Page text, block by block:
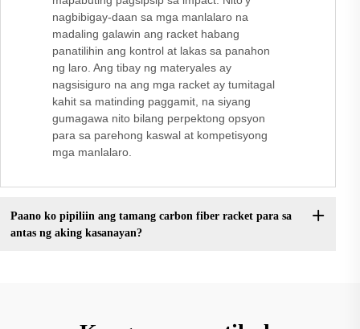
nagbibigay-daan sa mga manlalaro na
madaling galawin ang racket habang
panatilihin ang kontrol at lakas sa panahon
ng laro. Ang tibay ng materyales ay
nagsisiguro na ang mga racket ay tumitagal
kahit sa matinding paggamit, na siyang
gumagawa nito bilang perpektong opsyon
para sa parehong kaswal at kompetisyong
mga manlalaro.
Paano ko pipiliin ang tamang carbon fiber racket para sa
antas ng aking kasanayan?